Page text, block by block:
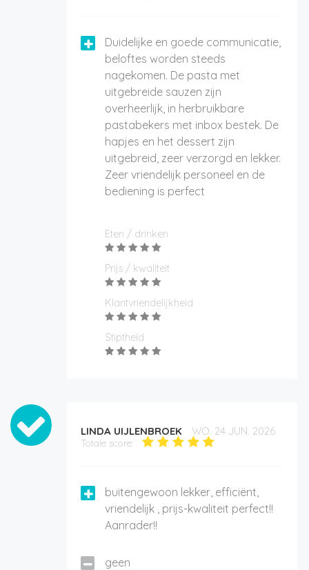
Duidelijke en goede communicatie,
beloftes worden steeds
nagekomen. De pasta met
uitgebreide sauzen zijn
overheerlijk, in herbruikbare
pastabekers met inbox bestek. De
hapjes en het dessert zijn
uitgebreid, zeer verzorgd en lekker.
Zeer vriendelijk personeel en de
bediening is perfect
Eten / drinken
Prijs / kwaliteit
Klantvriendelijkheid
Stiptheid
LINDA UIJLENBROEK WO. 24 JUN. 2026
Totale score:
buitengewoon lekker, efficiënt,
vriendelijk , prijs-kwaliteit perfect!!
Aanrader!!
geen